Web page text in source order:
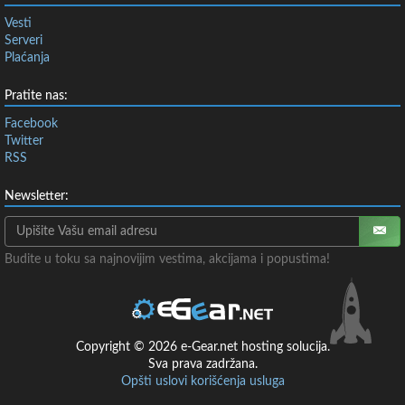
Vesti
Serveri
Plaćanja
Pratite nas:
Facebook
Twitter
RSS
Newsletter:
Budite u toku sa najnovijim vestima, akcijama i popustima!
Copyright © 2026 e-Gear.net hosting solucija.
Sva prava zadržana.
Opšti uslovi korišćenja usluga